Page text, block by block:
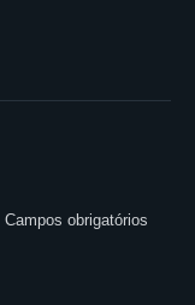
Campos obrigatórios